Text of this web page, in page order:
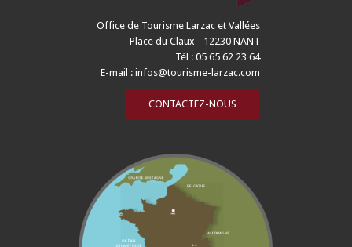
Office de Tourisme Larzac et Vallées
Place du Claux - 12230 NANT
Tél : 05 65 62 23 64
E-mail :infos@tourisme-larzac.com
CONTACTEZ-NOUS